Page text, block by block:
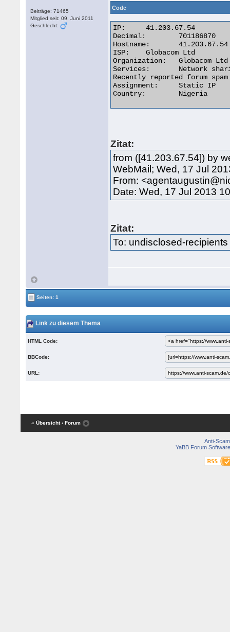
Beiträge: 71465
Mitglied seit: 09. Juni 2011
Geschlecht:
Code
IP:	41.203.67.54
Decimal:	701186870
Hostname:	41.203.67.54
ISP:	Globacom Ltd
Organization:	Globacom Ltd
Services:	Network sharing device or proxy server
Recently reported forum
Assignment:	Static IP
Country:	Nigeria
Zitat:
from ([41.203.67.54]) by
WebMail; Wed, 17 Jul
From:
Date: Wed, 17 Jul 2013
Zitat:
To: undisclosed-recipients
Seiten: 1
Link zu diesem Thema
HTML Code:
BBCode:
URL:
« Übersicht ‹ Forum
Anti-Scam
YaBB Forum Software